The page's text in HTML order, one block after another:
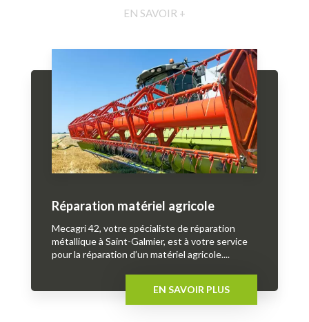
EN SAVOIR +
Réparation matériel agricole
Mecagri 42, votre spécialiste de réparation
métallique à Saint-Galmier, est à votre service
pour la réparation d’un matériel agricole....
EN SAVOIR PLUS